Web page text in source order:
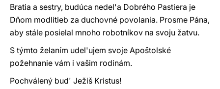
Bratia a sestry, budúca nedel'a Dobrého Pastiera je
Dňom modlitieb za duchovné povolania. Prosme Pána,
aby stále posielal mnoho robotníkov na svoju žatvu.
S týmto želaním udel'ujem svoje Apoštolské
požehnanie vám i vašim rodinám.
Pochválený bud' Ježiš Kristus!